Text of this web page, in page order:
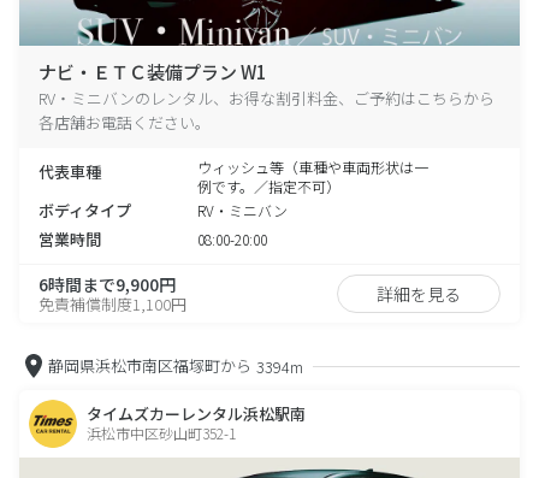
ナビ・ＥＴＣ装備プラン W1
RV・ミニバンのレンタル、お得な割引料金、ご予約はこちらから
各店舗お電話ください。
代表車種
ウィッシュ等（車種や車両形状は一
例です。／指定不可）
ボディタイプ RV・ミニバン
営業時間 08:00-20:00
6時間まで9,900円
免責補償制度1,100円 詳細を見る
静岡県浜松市南区福塚町から 3394m
タイムズカーレンタル浜松駅南
浜松市中区砂山町352-1